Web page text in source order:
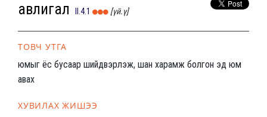
авлигал II.4.1 [үй.ү]
ТОВЧ УТГА
юмыг ёс бусаар шийдвэрлэж, шан харамж болгон эд юм
авах
ХУВИЛАХ ЖИШЭЭ